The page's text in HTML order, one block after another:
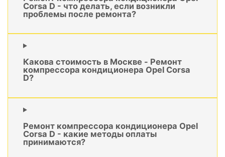
Corsa D - что делать, если возникли
проблемы после ремонта?
Какова стоимость в Москве - Ремонт
компрессора кондиционера Opel Corsa
D?
Ремонт компрессора кондиционера Opel
Corsa D - какие методы оплаты
принимаются?